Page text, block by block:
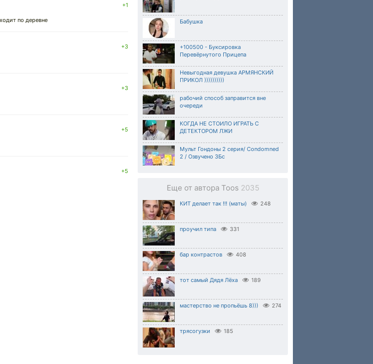
Бабушка
+100500 - Буксировка
Перевёрнутого Прицепа
Невыгодная девушка АРМЯНСКИЙ
ПРИКОЛ ))))))))))
рабочий способ заправится вне
очереди
КОГДА НЕ СТОИЛО ИГРАТЬ С
ДЕТЕКТОРОМ ЛЖИ
Мульт Гондоны 2 серия/ Condomned
2 / Озвучено ЗБс
Еще от автора Toos 2035
КИТ делает так !!! (маты) 248
проучил типа 331
бар контрастов 408
тот самый Дядя Лёха 189
мастерство не пропьёшь 8))) 274
трясогузки 185
+1
по деревне
+3
+3
+5
+5